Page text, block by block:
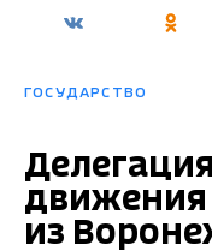
ГОСУДАРСТВО
движения
из